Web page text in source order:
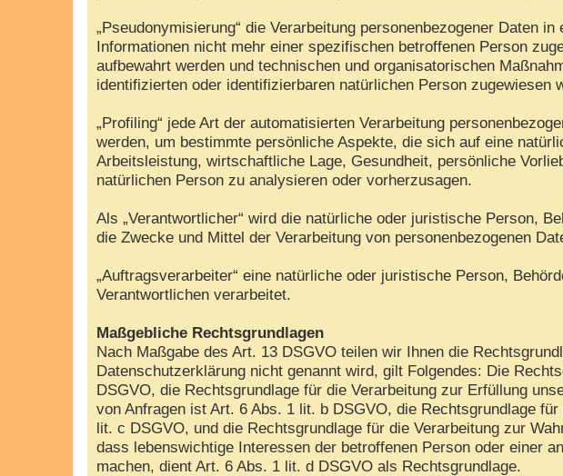
„Pseudonymisierung“ die Verarbeitung personenbezogener Daten
Informationen nicht mehr einer spezifischen betroffenen Person
aufbewahrt werden und technischen und organisatorischen
identifizierten oder identifizierbaren natürlichen Person zugewiesen
„Profiling“ jede Art der automatisierten Verarbeitung
werden, um bestimmte persönliche Aspekte, die sich auf eine
Arbeitsleistung, wirtschaftliche Lage, Gesundheit, persönliche
natürlichen Person zu analysieren oder vorherzusagen.
Als „Verantwortlicher“ wird die natürliche oder juristische Person,
die Zwecke und Mittel der Verarbeitung von personenbezogenen
„Auftragsverarbeiter“ eine natürliche oder juristische Person,
Verantwortlichen verarbeitet.
Maßgebliche Rechtsgrundlagen
Nach Maßgabe des Art. 13 DSGVO teilen wir Ihnen die
Datenschutzerklärung nicht genannt wird, gilt Folgendes: Die
DSGVO, die Rechtsgrundlage für die Verarbeitung zur Erfüllung
von Anfragen ist Art. 6 Abs. 1 lit. b DSGVO, die Rechtsgrundlage
lit. c DSGVO, und die Rechtsgrundlage für die Verarbeitung zur
dass lebenswichtige Interessen der betroffenen Person oder einer
machen, dient Art. 6 Abs. 1 lit. d DSGVO als Rechtsgrundlage.